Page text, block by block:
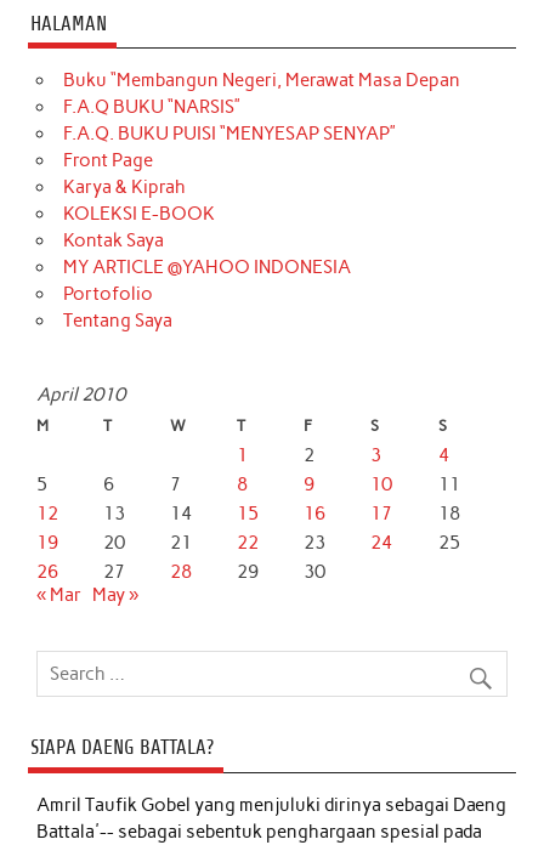
HALAMAN
Buku “Membangun Negeri, Merawat Masa Depan
F.A.Q BUKU “NARSIS”
F.A.Q. BUKU PUISI “MENYESAP SENYAP”
Front Page
Karya & Kiprah
KOLEKSI E-BOOK
Kontak Saya
MY ARTICLE @YAHOO INDONESIA
Portofolio
Tentang Saya
April 2010
M T W T F S S
1 2 3
4
5
6 7 8 9 10
11
12
13 14 15 16 17
18
19
20 21 22 23 24
25
26
27 28 29
30
« Mar May »
SIAPA DAENG BATTALA?
Amril Taufik Gobelyang menjuluki dirinya sebagai Daeng
Battala'-- sebagai sebentuk penghargaan spesial pada